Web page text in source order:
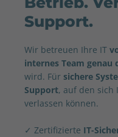
Support.
Wir betreuen Ihre IT
internes Team genau
wird. Für sichere
Support, auf den
verlassen können.
✓ Zertifizierte IT-